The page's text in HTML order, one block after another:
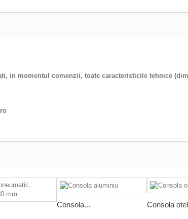
in momentul comenzii, toate caracteristicile tehnice
Consola... Consola otel